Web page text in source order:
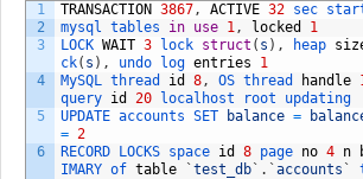
1
2
3
4
5
6
TRANSACTION 3867, ACTIVE 32 sec
mysql tables in use 1, locked
1
LOCK WAIT 3 lock struct ( s ) , heap
ck( s ) , undo log entries
1
MySQL thread id 8, OS thread handle
query id 20 localhost root updating
UPDATE accounts SET balance =
= 2
RECORD
LOCKS space id 8 page no 4 n
IMARY of table ` test_db ` . ` accounts `